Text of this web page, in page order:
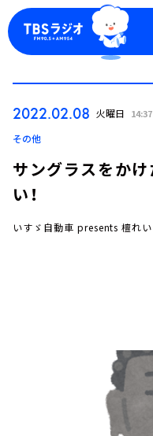
イベント・グッズ
YouTube
2022.02.08 火曜日 14:37
その他
サングラスをか
い！
いすゞ自動車 presents 檀れ